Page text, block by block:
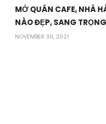
MỞ QUÁN CAFE, NHÀ
NÀO ĐẸP, SANG TRỌNG
NOVEMBER 30, 2021